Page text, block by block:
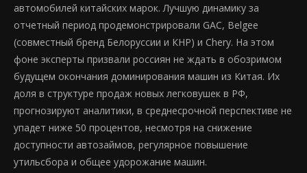
автомобилей китайских марок. Лучшую динамику за
отчетный период продемонстрировали GAC, Belgee
(совместный бренд Белоруссии и КНР) и Chery. На этом
фоне эксперты призвали россиян не ждать в обозримом
будущем окончания доминирования машин из Китая. Их
доля в структуре продаж новых легковушек в РФ,
прогнозируют аналитики, в среднесрочной перспективе не
упадет ниже 50 процентов, несмотря на снижение
доступности автозаймов, регулярное повышение
утильсбора и общее удорожание машин.